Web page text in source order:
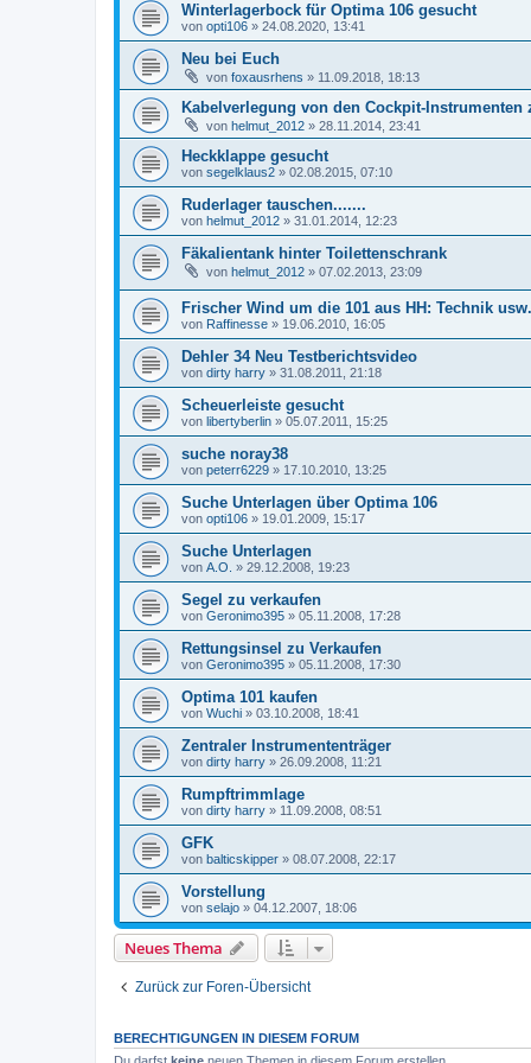
Winterlagerbock für Optima 106 gesucht
von opti106 » 24.08.2020, 13:41
Neu bei Euch
von foxausrhens » 11.09.2018, 18:13
Kabelverlegung von den Cockpit-Instrumenten
von helmut_2012 » 28.11.2014, 23:41
Heckklappe gesucht
von segelklaus2 » 02.08.2015, 07:10
Ruderlager tauschen.......
von helmut_2012 » 31.01.2014, 12:23
Fäkalientank hinter Toilettenschrank
von helmut_2012 » 07.02.2013, 23:09
Frischer Wind um die 101 aus HH: Technik
von Raffinesse » 19.06.2010, 16:05
Dehler 34 Neu Testberichtsvideo
von dirty harry » 31.08.2011, 21:18
Scheuerleiste gesucht
von libertyberlin » 05.07.2011, 15:25
suche noray38
von peterr6229 » 17.10.2010, 13:25
Suche Unterlagen über Optima 106
von opti106 » 19.01.2009, 15:17
Suche Unterlagen
von A.O. » 29.12.2008, 19:23
Segel zu verkaufen
von Geronimo395 » 05.11.2008, 17:28
Rettungsinsel zu Verkaufen
von Geronimo395 » 05.11.2008, 17:30
Optima 101 kaufen
von Wuchi » 03.10.2008, 18:41
Zentraler Instrumententräger
von dirty harry » 26.09.2008, 11:21
Rumpftrimmlage
von dirty harry » 11.09.2008, 08:51
GFK
von balticskipper » 08.07.2008, 22:17
Vorstellung
von selajo » 04.12.2007, 18:06
Neues Thema
Zurück zur Foren-Übersicht
BERECHTIGUNGEN IN DIESEM FORUM